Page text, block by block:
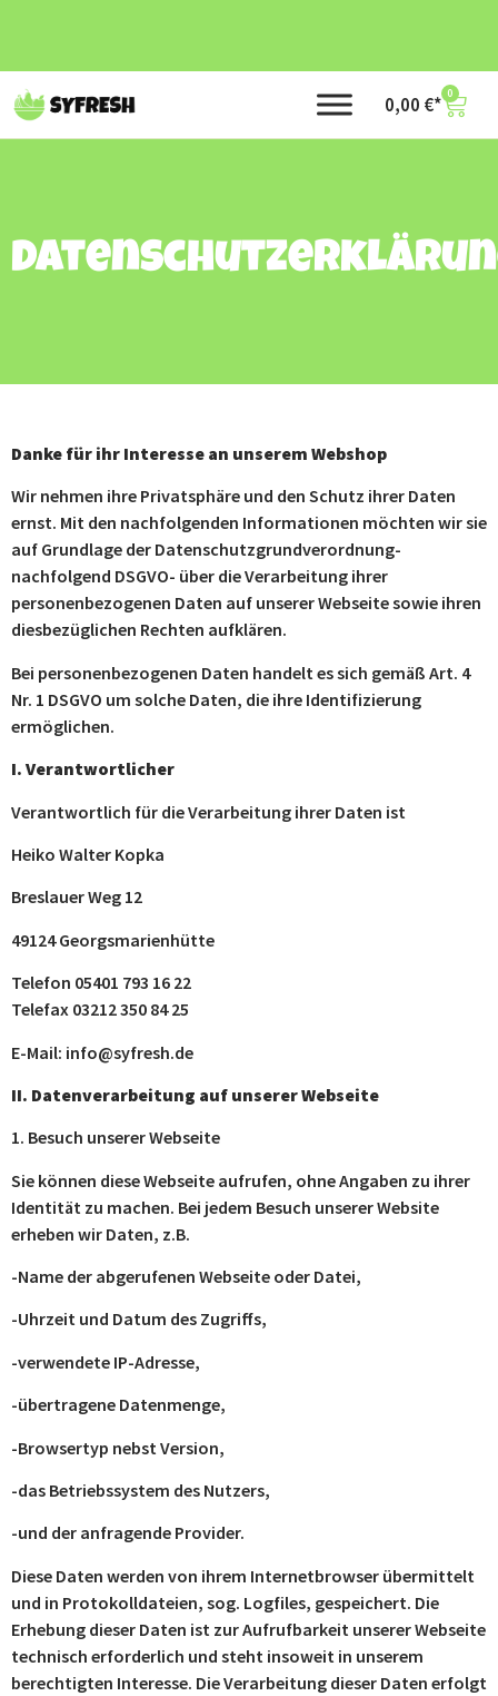
0,00 € 0
Danke für ihr Interesse an unserem Webshop
Wir nehmen ihre Privatsphäre und den Schutz ihrer Daten
ernst. Mit den nachfolgenden Informationen möchten wir sie
auf Grundlage der Datenschutzgrundverordnung-
nachfolgend DSGVO- über die Verarbeitung ihrer
personenbezogenen Daten auf unserer Webseite sowie ihren
diesbezüglichen Rechten aufklären.
Bei personenbezogenen Daten handelt es sich gemäß Art. 4
Nr. 1 DSGVO um solche Daten, die ihre Identifizierung
ermöglichen.
I. Verantwortlicher
Verantwortlich für die Verarbeitung ihrer Daten ist
Heiko Walter Kopka
Breslauer Weg 12
49124 Georgsmarienhütte
Telefon 05401 793 16 22
Telefax 03212 350 84 25
E-Mail: info@syfresh.de
II. Datenverarbeitung auf unserer Webseite
1. Besuch unserer Webseite
Sie können diese Webseite aufrufen, ohne Angaben zu ihrer
Identität zu machen. Bei jedem Besuch unserer Website
erheben wir Daten, z.B.
-Name der abgerufenen Webseite oder Datei,
-Uhrzeit und Datum des Zugriffs,
-verwendete IP-Adresse,
-übertragene Datenmenge,
-Browsertyp nebst Version,
-das Betriebssystem des Nutzers,
-und der anfragende Provider.
Diese Daten werden von ihrem Internetbrowser übermittelt
und in Protokolldateien, sog. Logfiles, gespeichert. Die
Erhebung dieser Daten ist zur Aufrufbarkeit unserer Webseite
technisch erforderlich und steht insoweit in unserem
berechtigten Interesse. Die Verarbeitung dieser Daten erfolgt